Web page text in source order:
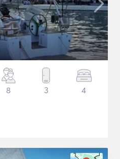
8 3 4